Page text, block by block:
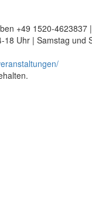
+49 1520-4623837
Uhr | Samstag und